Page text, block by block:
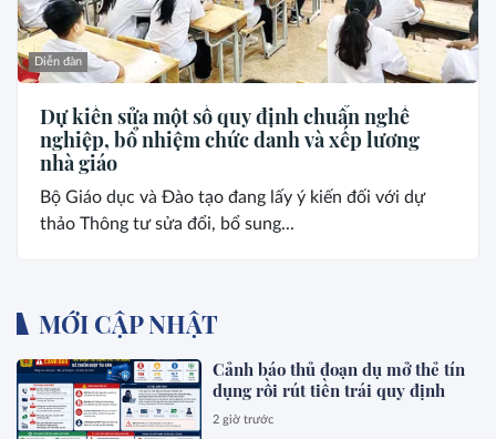
Diễn đàn
Dự kiến sửa một số quy định chuẩn nghề
nghiệp, bổ nhiệm chức danh và xếp lương
nhà giáo
Bộ Giáo dục và Đào tạo đang lấy ý kiến đối với dự
thảo Thông tư sửa đổi, bổ sung...
MỚI CẬP NHẬT
Cảnh báo thủ đoạn dụ mở thẻ tín
dụng rồi rút tiền trái quy định
2 giờ trước